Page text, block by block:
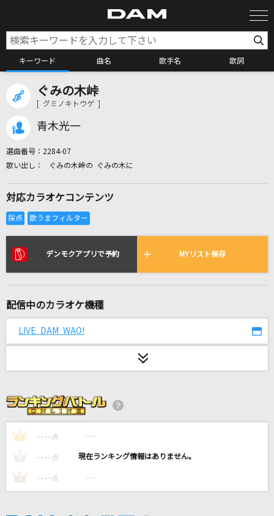
キーワード 曲名 歌手名 歌詞
リアルタイムで歌われている曲の一覧
[生音]はつ恋
ロメオ(ビデオクリップバージョン)
キラー
夏代孝明
back number
ぐみの木峠
[ グミノキトウゲ ]
青木光一
選曲番号： 2284-07
ぐみの木峠の ぐみの木に
対応カラオケコンテンツ
デンモクアプリで予約 MYリスト保存
配信中のカラオケ機種
LIVE DAM WAO!
1 ---- 点 ----
---- 点 ----
3 ---- 点 ----